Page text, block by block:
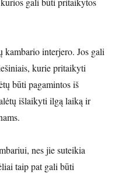
interjero. Jos gali
kurie pritaikyti
būti pagamintos iš
išlaikyti ilgą laiką ir
nes jie suteikia
taip pat gali būti